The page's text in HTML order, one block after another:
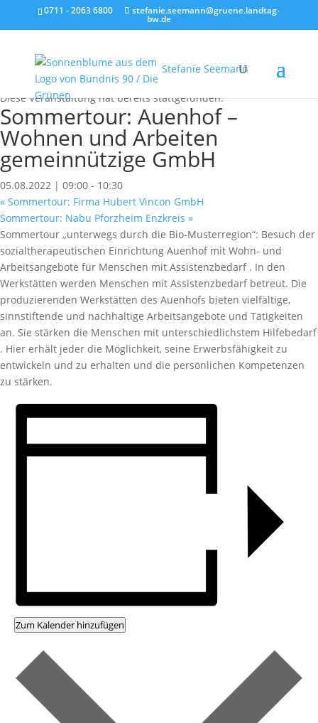
0711 - 2063 6800 stefanie.seemann@gruene.landtag-
bw.de
Stefanie Seemann
« Alle Veranstaltungen
Diese Veranstaltung hat bereits stattgefunden.
Sommertour: Auenhof –
Wohnen und Arbeiten
gemeinnützige GmbH
05.08.2022 | 09:00 - 10:30
« Sommertour: Firma Hubert Vincon GmbH
Sommertour: Nabu Pforzheim Enzkreis »
Sommertour „unterwegs durch die Bio-Musterregion“: Besuch der
sozialtherapeutischen Einrichtung Auenhof mit Wohn- und
Arbeitsangebote für Menschen mit Assistenzbedarf . In den
Werkstätten werden Menschen mit Assistenzbedarf betreut. Die
produzierenden Werkstätten des Auenhofs bieten vielfältige,
sinnstiftende und nachhaltige Arbeitsangebote und Tätigkeiten
an. Sie stärken die Menschen mit unterschiedlichstem Hilfebedarf
. Hier erhält jeder die Möglichkeit, seine Erwerbsfähigkeit zu
entwickeln und zu erhalten und die persönlichen Kompetenzen
zu stärken.
Zum Kalender hinzufügen